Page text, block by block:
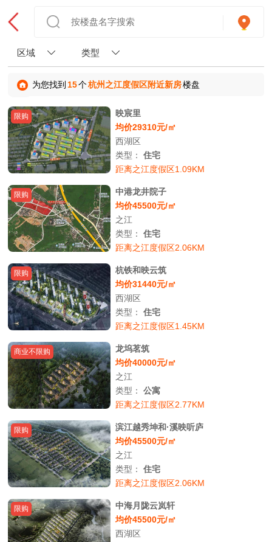
区域 类型
为您找到 15个杭州之江度假区附近新房楼盘
限购
映宸里
均价29310元/㎡
西湖区
类型：住宅
距离之江度假区1.09KM
限购
中港龙井院子
均价45500元/㎡
之江
类型：住宅
距离之江度假区2.06KM
限购
杭铁和映云筑
均价31440元/㎡
西湖区
类型：住宅
距离之江度假区1.45KM
商业不限购
龙坞茗筑
均价40000元/㎡
之江
类型：公寓
距离之江度假区2.77KM
限购
滨江越秀坤和·溪映听庐
均价45500元/㎡
之江
类型：住宅
距离之江度假区2.06KM
限购
中海月陇云岚轩
均价45500元/㎡
西湖区